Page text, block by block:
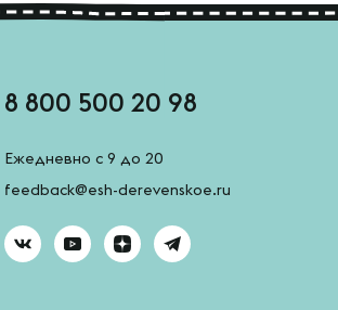
8 800 500 20 98
Ежедневно с 9 до 20
feedback@esh-derevenskoe.ru